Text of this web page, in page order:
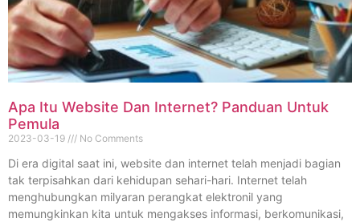
Apa Itu Website Dan Internet? Panduan Untuk
Pemula
2023-03-19 No Comments
Di era digital saat ini, website dan internet telah menjadi bagian
tak terpisahkan dari kehidupan sehari-hari. Internet telah
menghubungkan milyaran perangkat elektronil yang
memungkinkan kita untuk mengakses informasi, berkomunikasi,